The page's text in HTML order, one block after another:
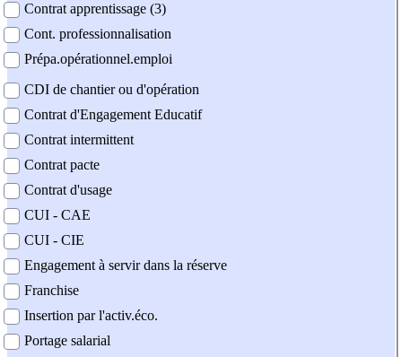
Contrat apprentissage (3)
Cont. professionnalisation
Prépa.opérationnel.emploi
CDI de chantier ou d'opération
Contrat d'Engagement Educatif
Contrat intermittent
Contrat pacte
Contrat d'usage
CUI - CAE
CUI - CIE
Engagement à servir dans la réserve
Franchise
Insertion par l'activ.éco.
Portage salarial